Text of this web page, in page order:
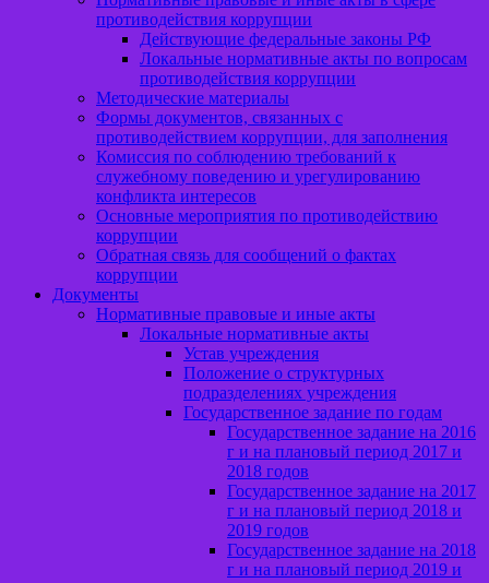
противодействия коррупции
Действующие федеральные законы РФ
Локальные нормативные акты по вопросам
противодействия коррупции
Методические материалы
Формы документов, связанных с
противодействием коррупции, для заполнения
Комиссия по соблюдению требований к
служебному поведению и урегулированию
конфликта интересов
Основные мероприятия по противодействию
коррупции
Обратная связь для сообщений о фактах
коррупции
Документы
Нормативные правовые и иные акты
Локальные нормативные акты
Устав учреждения
Положение о структурных
подразделениях учреждения
Государственное задание по годам
Государственное задание на 2016
г и на плановый период 2017 и
2018 годов
Государственное задание на 2017
г и на плановый период 2018 и
2019 годов
Государственное задание на 2018
г и на плановый период 2019 и